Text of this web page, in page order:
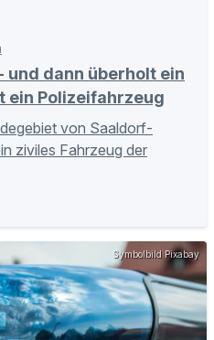
und dann überholt ein
ein Polizeifahrzeug
von Saaldorf-
ziviles Fahrzeug der
Symbolbild Pixabay